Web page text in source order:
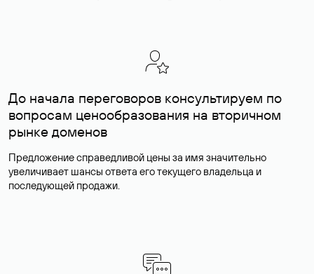
До начала переговоров консультируем по
вопросам ценообразования на вторичном
рынке доменов
Предложение справедливой цены за имя значительно
увеличивает шансы ответа его текущего владельца и
последующей продажи.